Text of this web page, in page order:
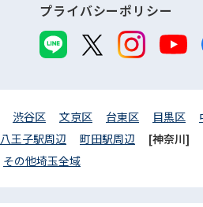
プライバシーポリシー
渋谷区 文京区 台東区 目黒区
八王子駅周辺 町田駅周辺 [神奈川]
その他埼玉全域